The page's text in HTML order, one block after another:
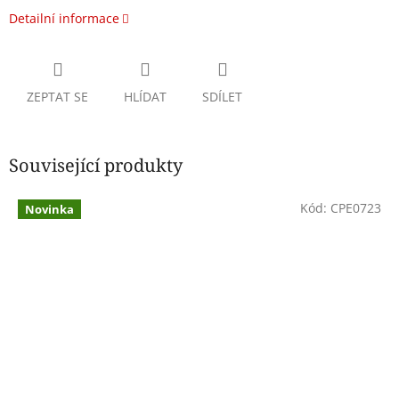
Detailní informace
ZEPTAT SE HLÍDAT SDÍLET
Související produkty
Novinka Kód: CPE0723